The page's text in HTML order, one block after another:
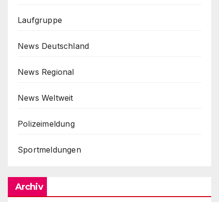
Laufgruppe
News Deutschland
News Regional
News Weltweit
Polizeimeldung
Sportmeldungen
Archiv